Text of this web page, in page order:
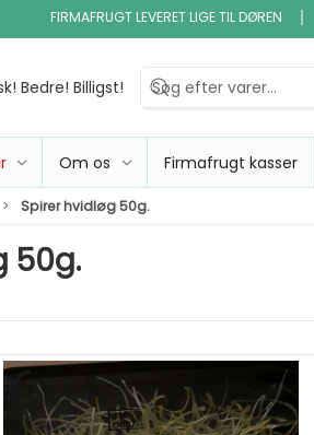
FIRMAFRUGT LEVERET LIGE TIL DØREN
Bedre! Billigst!
Om os Firmafrugt kasser
Spirer hvidløg 50g.
50g.